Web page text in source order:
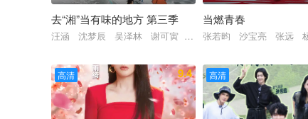
去“湘”当有味的地方 第三季
汪涵 沈梦辰 吴泽林 谢可寅 石凯
当燃青春
张若昀 沙宝亮 张远
高清 9.4 高清